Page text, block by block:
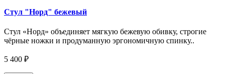
Стул "Норд" бежевый
Стул «Норд» объединяет мягкую бежевую обивку, строгие
чёрные ножки и продуманную эргономичную спинку..
5 400 ₽